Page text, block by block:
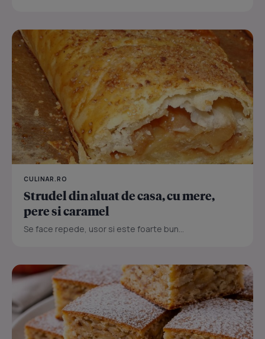
CULINAR.RO
Strudel din aluat de casa, cu mere,
pere si caramel
Se face repede, usor si este foarte bun...